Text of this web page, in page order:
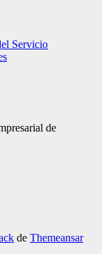
Servicio
de
de Themeansar